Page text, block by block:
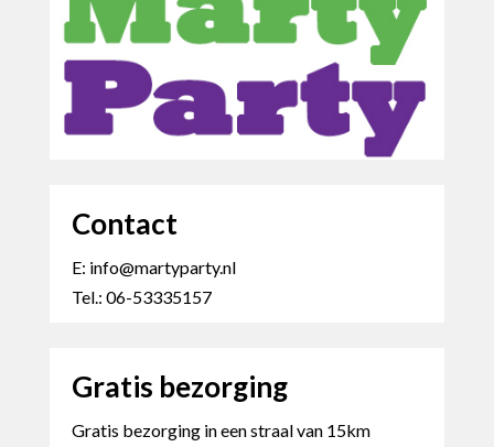
Contact
E: info@martyparty.nl
Tel.: 06-53335157
Gratis bezorging
Gratis bezorging in een straal van 15km